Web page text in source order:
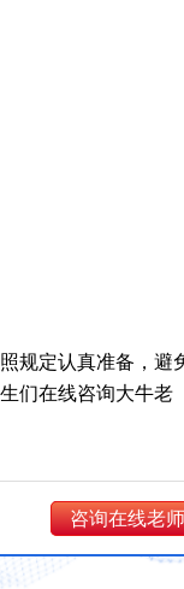
规定认真准备，避
们在线咨询大牛老
咨询在线老师